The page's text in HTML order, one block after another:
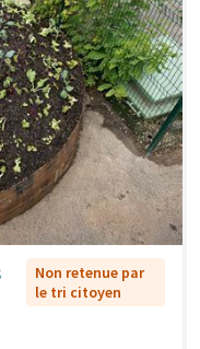
Non retenue par
le tri citoyen